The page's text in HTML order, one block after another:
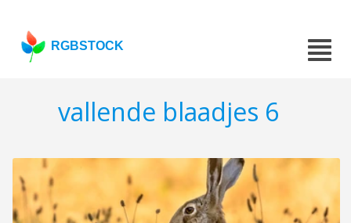
RGBSTOCK
vallende blaadjes 6